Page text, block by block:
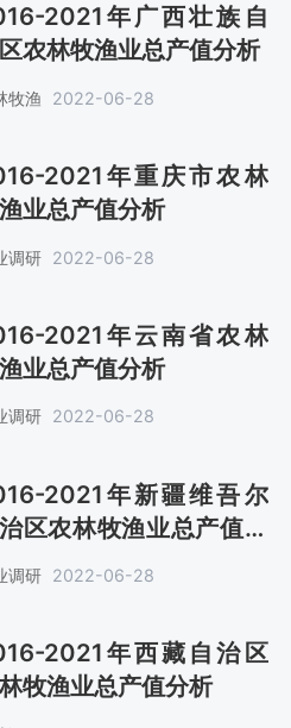
2021年广西壮族自
农林牧渔业总产值分析
牧渔 2022-06-28
2021年重庆市农林
业总产值分析
调研 2022-06-28
2021年云南省农林
业总产值分析
调研 2022-06-28
2021年新疆维吾尔
区农林牧渔业总产值分
调研 2022-06-28
2021年西藏自治区
牧渔业总产值分析